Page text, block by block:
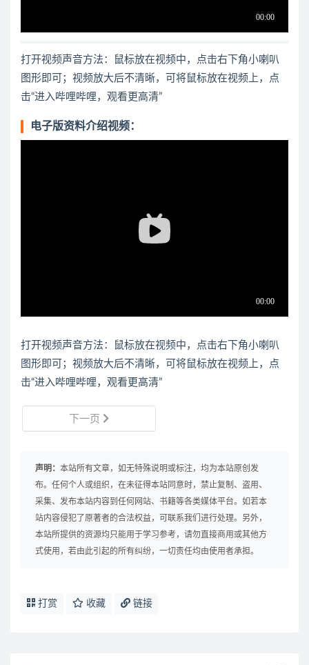
打开视频声音方法：鼠标放在视频中，点击右下角小喇叭
图形即可；视频放大后不清晰，可将鼠标放在视频上，点
击“进入哔哩哔哩，观看更高清”
电子版资料介绍视频：
打开视频声音方法：鼠标放在视频中，点击右下角小喇叭
图形即可；视频放大后不清晰，可将鼠标放在视频上，点
击“进入哔哩哔哩，观看更高清”
下一页
声明： 本站所有文章，如无特殊说明或标注，均为本站原创发
布。任何个人或组织，在未征得本站同意时，禁止复制、盗用、
采集、发布本站内容到任何网站、书籍等各类媒体平台。如若本
站内容侵犯了原著者的合法权益，可联系我们进行处理。另外，
本站所提供的资源均只能用于学习参考，请勿直接商用或其他方
式使用，若由此引起的所有纠纷，一切责任均由使用者承担。
打赏 收藏 链接